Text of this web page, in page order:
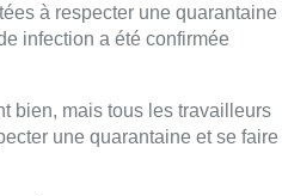
à respecter une quarantaine
infection a été confirmée
bien, mais tous les travailleurs
une quarantaine et se faire